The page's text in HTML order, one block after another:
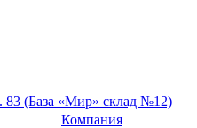
83 (База «Мир» склад №12)
Компания